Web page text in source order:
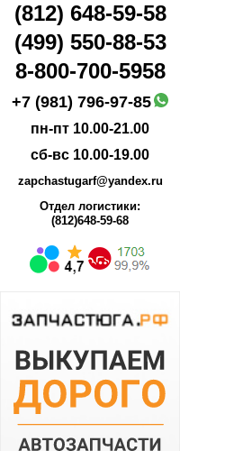
(812) 648-59-58
(499) 550-88-53
8-800-700-5958
+7 (981) 796-97-85
пн-пт 10.00-21.00
сб-вс 10.00-19.00
zapchastugarf@yandex.ru
Отдел логистики:
(812)648-59-68